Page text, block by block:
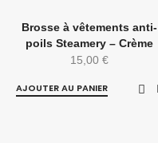
Brosse à vêtements anti-
poils Steamery – Crème
15,00 €
AJOUTER AU PANIER